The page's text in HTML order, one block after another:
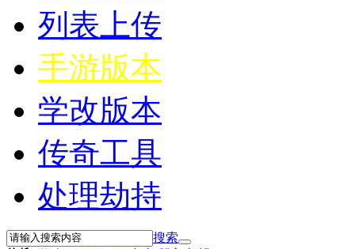
列表上传
手游版本
学改版本
传奇工具
处理劫持
搜索